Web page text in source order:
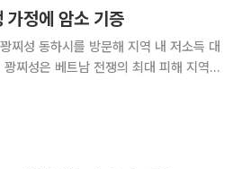
가정에 암소 기증
찌성 동하시를 방문해 지역 내 저소득 대
상